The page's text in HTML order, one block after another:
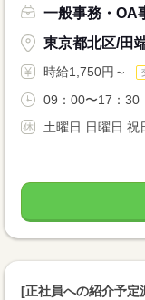
一般事務・OA
東京都北区/田
時給1,750円～
09：00〜17：30
土曜日 日曜日 祝
[正社員への紹介予定